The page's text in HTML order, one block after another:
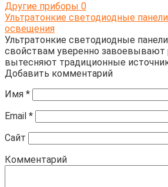
Другие приборы 0
Ультратонкие светодиодные
освещения
Ультратонкие светодиодные
свойствам уверенно завоевывают
вытесняют традиционные
Добавить комментарий
Имя *
Email *
Сайт
Комментарий